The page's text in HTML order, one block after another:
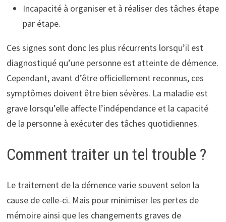
Incapacité à organiser et à réaliser des tâches étape
par étape.
Ces signes sont donc les plus récurrents lorsqu’il est
diagnostiqué qu’une personne est atteinte de démence.
Cependant, avant d’être officiellement reconnus, ces
symptômes doivent être bien sévères. La maladie est
grave lorsqu’elle affecte l’indépendance et la capacité
de la personne à exécuter des tâches quotidiennes.
Comment traiter un tel trouble ?
Le traitement de la démence varie souvent selon la
cause de celle-ci. Mais pour minimiser les pertes de
mémoire ainsi que les changements graves de